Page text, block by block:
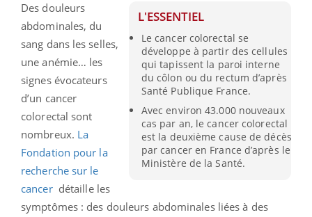
L'ESSENTIEL
Le cancer colorectal se
développe à partir des cellules
qui tapissent la paroi interne
du côlon ou du rectum d’après
Santé Publique France.
Avec environ 43.000 nouveaux
cas par an, le cancer colorectal
est la deuxième cause de décès
par cancer en France d’après le
Ministère de la Santé.
Des douleurs
abdominales, du
sang dans les selles,
une anémie… les
signes évocateurs
d’un cancer
colorectal sont
nombreux. La
Fondation pour la
recherche sur le
cancer détaille les
symptômes : des douleurs abdominales liées à des